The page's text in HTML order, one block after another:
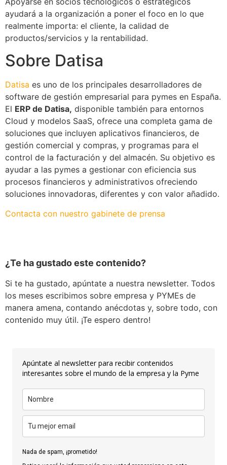
ayudará a la organización a poner el foco en lo que
realmente importa: el cliente, la calidad de
productos/servicios y la rentabilidad.
Sobre Datisa
Datisa es uno de los principales desarrolladores de
software de gestión empresarial para pymes en España.
El ERP de Datisa, disponible también para entornos
Cloud y modelos SaaS, ofrece una completa gama de
soluciones que incluyen aplicativos financieros, de
gestión comercial y compras, y programas para el
control de la facturación y del almacén. Su objetivo es
ayudar a las pymes a gestionar con eficiencia sus
procesos financieros y administrativos ofreciendo
soluciones innovadoras, diferentes y con valor añadido.
Contacta con nuestro gabinete de prensa
¿Te ha gustado este contenido?
Si te ha gustado, apúntate a nuestra newsletter. Todos
los meses escribimos sobre empresa y PYMEs de
manera amena, contando anécdotas y, sobre todo, con
contenido muy útil. ¡Te espero dentro!
Apúntate al newsletter para recibir contenidos
interesantes sobre el mundo de la empresa y la Pyme
Nada de spam, ¡prometido!